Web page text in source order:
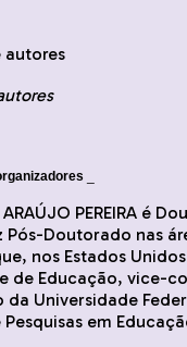
autores
ARAÚJO PEREIRA é
Pós-Doutorado nas
nos Estados
de Educação, vice-
da Universidade
Pesquisas em